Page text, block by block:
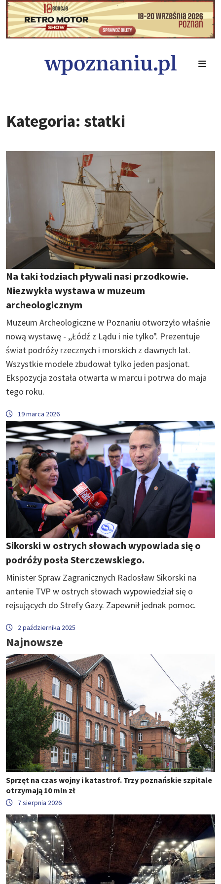
Kategoria: statki
Na taki łodziach pływali nasi przodkowie.
Niezwykła wystawa w muzeum
archeologicznym
Muzeum Archeologiczne w Poznaniu otworzyło właśnie
nową wystawę - ,,Łódź z Lądu i nie tylko". Prezentuje
świat podróży rzecznych i morskich z dawnych lat.
Wszystkie modele zbudował tylko jeden pasjonat.
Ekspozycja została otwarta w marcu i potrwa do maja
tego roku.
19 marca 2026
Sikorski w ostrych słowach wypowiada się o
podróży posła Sterczewskiego.
Minister Spraw Zagranicznych Radosław Sikorski na
antenie TVP w ostrych słowach wypowiedział się o
rejsujących do Strefy Gazy. Zapewnił jednak pomoc.
2 października 2025
Najnowsze
Sprzęt na czas wojny i katastrof. Trzy poznańskie szpitale
otrzymają 10 mln zł
7 sierpnia 2026